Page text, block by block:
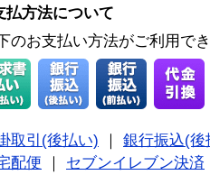
払方法について
のお支払い方法がご利用で
取引(後払い)
銀行振込(後
配便
セブンイレブン決済